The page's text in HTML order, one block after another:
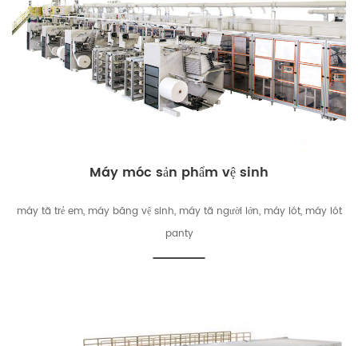
Máy móc sản phẩm vệ sinh
máy tã trẻ em, máy băng vệ sinh, máy tã người lớn, máy lót, máy lót
panty